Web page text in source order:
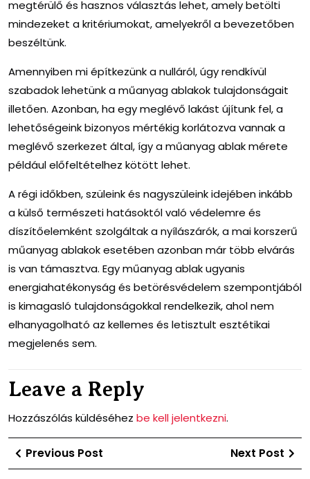
megtérülő és hasznos választás lehet, amely betölti
mindezeket a kritériumokat, amelyekről a bevezetőben
beszéltünk.
Amennyiben mi építkezünk a nulláról, úgy rendkívül
szabadok lehetünk a műanyag ablakok tulajdonságait
illetően. Azonban, ha egy meglévő lakást újítunk fel, a
lehetőségeink bizonyos mértékig korlátozva vannak a
meglévő szerkezet által, így a műanyag ablak mérete
például előfeltételhez kötött lehet.
A régi időkben, szüleink és nagyszüleink idejében inkább
a külső természeti hatásoktól való védelemre és
díszítőelemként szolgáltak a nyílászárók, a mai korszerű
műanyag ablakok esetében azonban már több elvárás
is van támasztva. Egy műanyag ablak ugyanis
energiahatékonyság és betörésvédelem szempontjából
is kimagasló tulajdonságokkal rendelkezik, ahol nem
elhanyagolható az kellemes és letisztult esztétikai
megjelenés sem.
Leave a Reply
Hozzászólás küldéséhez be kell jelentkezni.
Bejegyzés
navigáció
Previous Post
Post
Next Post